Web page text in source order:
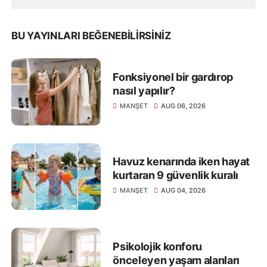
BU YAYINLARI BEĞENEBILIRSINIZ
Fonksiyonel bir gardırop
nasıl yapılır?
MANŞET AUG 06, 2026
Havuz kenarında iken hayat
kurtaran 9 güvenlik kuralı
MANŞET AUG 04, 2026
Psikolojik konforu
önceleyen yaşam alanları